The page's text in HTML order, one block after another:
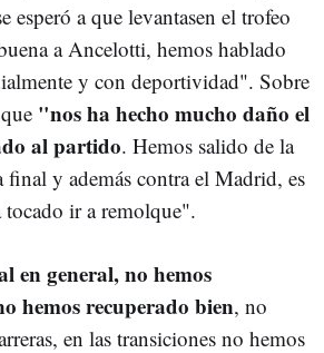
esperó a que levantasen el trofeo
a Ancelotti, hemos hablado
y con deportividad". Sobre
"nos ha hecho mucho daño el
al partido. Hemos salido de la
final y además contra el Madrid, es
ir a remolque".
en general, no hemos
hemos recuperado bien, no
en las transiciones no hemos